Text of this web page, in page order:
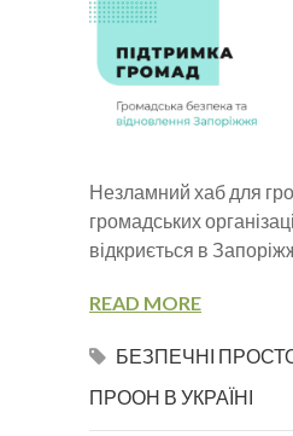
Незламний хаб для
громадських
відкриється в
READ MORE
БЕЗПЕЧНІ
ПРООН В УКРАЇНІ